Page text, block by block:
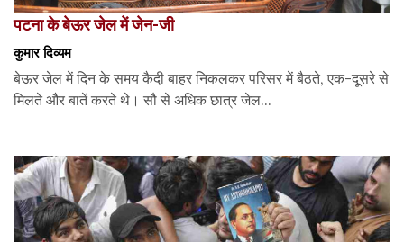
पटना के बेऊर जेल में जेन-जी
कुमार दिव्यम
बेऊर जेल में दिन के समय कैदी बाहर निकलकर परिसर में बैठते, एक-दूसरे से
मिलते और बातें करते थे। सौ से अधिक छात्र जेल...